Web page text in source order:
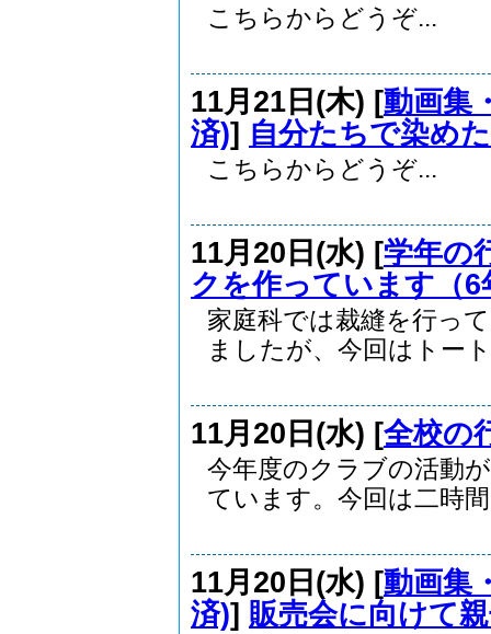
こちらからどうぞ...
11月21日(木) [動画集
済)] 自分たちで染め
こちらからどうぞ...
11月20日(水) [学年の
クを作っています（6
家庭科では裁縫を行っ
ましたが、今回はトー
11月20日(水) [全校の
今年度のクラブの活動
ています。今回は二時
11月20日(水) [動画集
済)] 販売会に向けて